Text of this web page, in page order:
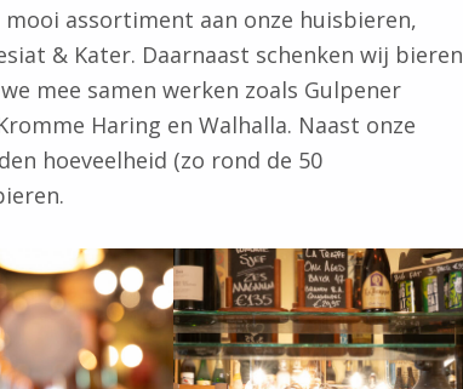
assortiment aan onze huisbieren,
& Kater. Daarnaast schenken wij bieren
mee samen werken zoals Gulpener
Haring en Walhalla. Naast onze
hoeveelheid (zo rond de 50